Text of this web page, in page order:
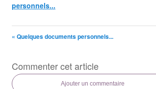
personnels...
« Quelques documents personnels...
Commenter cet article
Ajouter un commentaire